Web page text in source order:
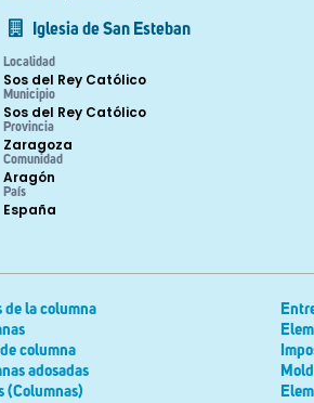
Iglesia de San Esteban
Localidad
Sos del Rey Católico
Municipio
Sos del Rey Católico
Provincia
Zaragoza
Comunidad
Aragón
País
España
de la columna
columna
adosadas
(Columnas)